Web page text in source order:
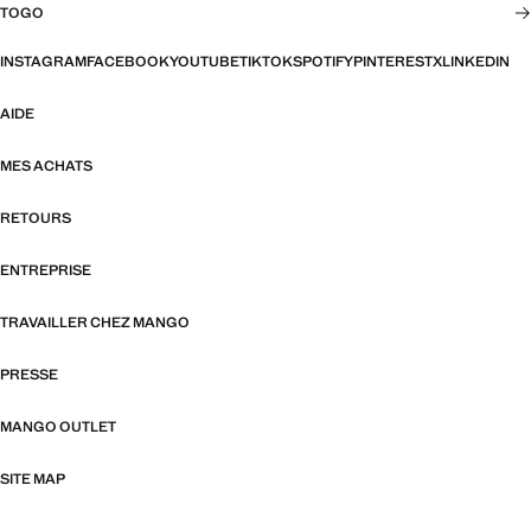
TOGO
INSTAGRAMFACEBOOKYOUTUBETIKTOKSPOTIFYPINTERESTXLINKEDIN
AIDE
MES ACHATS
RETOURS
ENTREPRISE
TRAVAILLER CHEZ MANGO
PRESSE
MANGO OUTLET
SITE MAP